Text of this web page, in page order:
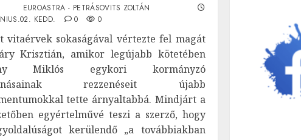
EUROASTRA - PETRÁSOVITS ZOLTÁN
KEDD.
0 0
vitaérvek sokaságával vértezte fel magát
Krisztián, amikor legújabb kötetében
Miklós egykori kormányzó
rezzenéseit újabb
tette árnyaltabbá. Mindjárt a
egyértelművé teszi a szerző, hogy
kerülendő „a továbbiakban